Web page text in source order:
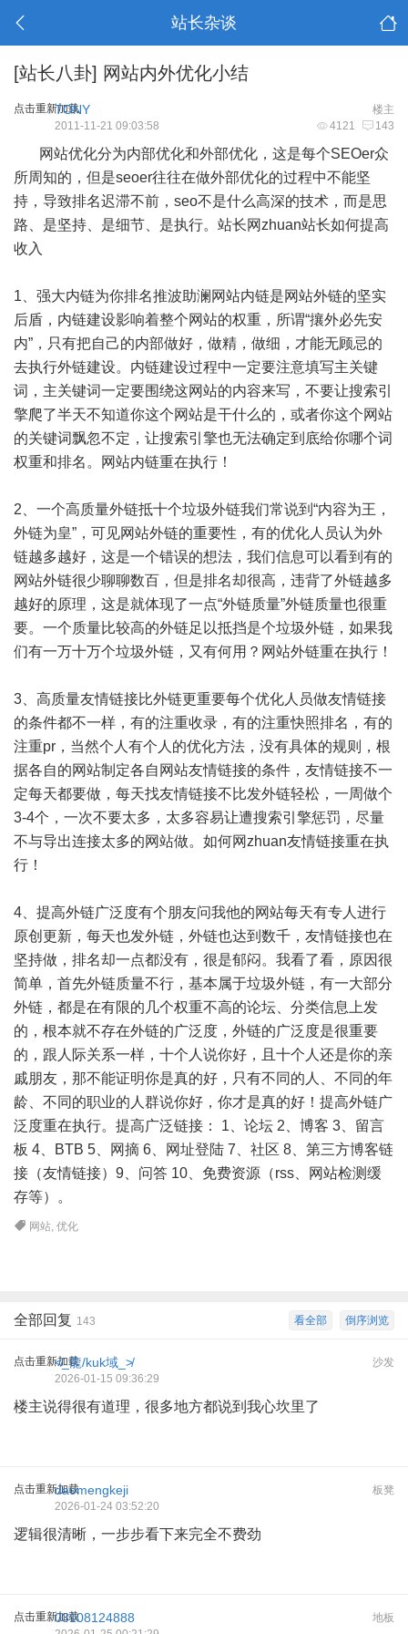
站长杂谈
[站长八卦] 网站内外优化小结
点击重新加载 楼主
TONY
4121 143
2011-11-21 09:03:58
网站优化分为内部优化和外部优化，这是每个SEOer众
所周知的，但是seoer往往在做外部优化的过程中不能坚
持，导致排名迟滞不前，seo不是什么高深的技术，而是思
路、是坚持、是细节、是执行。 站长网zhuan站长如何提高
收入
1、强大内链为你排名推波助澜网站内链是网站外链的坚实
后盾，内链建设影响着整个网站的权重，所谓“攘外必先安
内”，只有把自己的内部做好，做精，做细，才能无顾忌的
去执行外链建设。内链建设过程中一定要注意填写主关键
词，主关键词一定要围绕这网站的内容来写，不要让搜索引
擎爬了半天不知道你这个网站是干什么的，或者你这个网站
的关键词飘忽不定，让搜索引擎也无法确定到底给你哪个词
权重和排名。网站内链重在执行！
2、一个高质量外链抵十个垃圾外链我们常说到“内容为王，
外链为皇”，可见网站外链的重要性，有的优化人员认为外
链越多越好，这是一个错误的想法，我们信息可以看到有的
网站外链很少聊聊数百，但是排名却很高，违背了外链越多
越好的原理，这是就体现了一点“外链质量”外链质量也很重
要。一个质量比较高的外链足以抵挡是个垃圾外链，如果我
们有一万十万个垃圾外链，又有何用？网站外链重在执行！
3、高质量友情链接比外链更重要每个优化人员做友情链接
的条件都不一样，有的注重收录，有的注重快照排名，有的
注重pr，当然个人有个人的优化方法，没有具体的规则，根
据各自的网站制定各自网站友情链接的条件，友情链接不一
定每天都要做，每天找友情链接不比发外链轻松，一周做个
3-4个，一次不要太多，太多容易让遭搜索引擎惩罚，尽量
不与导出连接太多的网站做。如何网zhuan友情链接重在执
行！
4、提高外链广泛度有个朋友问我他的网站每天有专人进行
原创更新，每天也发外链，外链也达到数千，友情链接也在
坚持做，排名却一点都没有，很是郁闷。我看了看，原因很
简单，首先外链质量不行，基本属于垃圾外链，有一大部分
外链，都是在有限的几个权重不高的论坛、分类信息上发
的，根本就不存在外链的广泛度，外链的广泛度是很重要
的，跟人际关系一样，十个人说你好，且十个人还是你的亲
戚朋友，那不能证明你是真的好，只有不同的人、不同的年
龄、不同的职业的人群说你好，你才是真的好！提高外链广
泛度重在执行。提高广泛链接： 1、论坛 2、博客 3、留言
板 4、BTB 5、网摘 6、网址登陆 7、社区 8、第三方博客链
接（友情链接）9、问答 10、免费资源（rss、网站检测缓
存等）。
网站,优化
倒序浏览
看全部
全部回复 143
点击重新加载 沙发
≮_龍/kuk域_≯
2026-01-15 09:36:29
楼主说得很有道理，很多地方都说到我心坎里了
点击重新加载 板凳
daomengkeji
2026-01-24 03:52:20
逻辑很清晰，一步步看下来完全不费劲
点击重新加载 地板
03108124888